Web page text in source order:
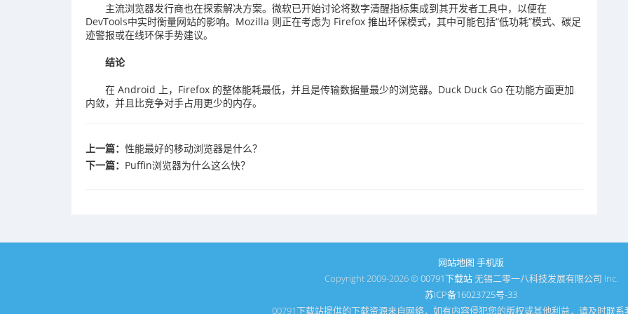
主流浏览器发行商也在探索解决方案。微软已开始讨论将数字清醒指标集成到其开发者工具中，以便在
DevTools中实时衡量网站的影响。Mozilla 则正在考虑为 Firefox 推出环保模式，其中可能包括“低功耗”模式、碳足
迹警报或在线环保手势建议。
结论
在 Android 上，Firefox 的整体能耗最低，并且是传输数据量最少的浏览器。Duck Duck Go 在功能方面更加
内敛，并且比竞争对手占用更少的内存。
上一篇： 性能最好的移动浏览器是什么？
下一篇： Puffin浏览器为什么这么快？
网站地图 手机版
Copyright 2009-2026 ©00791下载站无锡二零一八科技发展有限公司 Inc.
苏ICP备16023725号-33
00791下载站提供的下载资源来自网络，如有内容侵犯您的版权或其他利益，请及时联系